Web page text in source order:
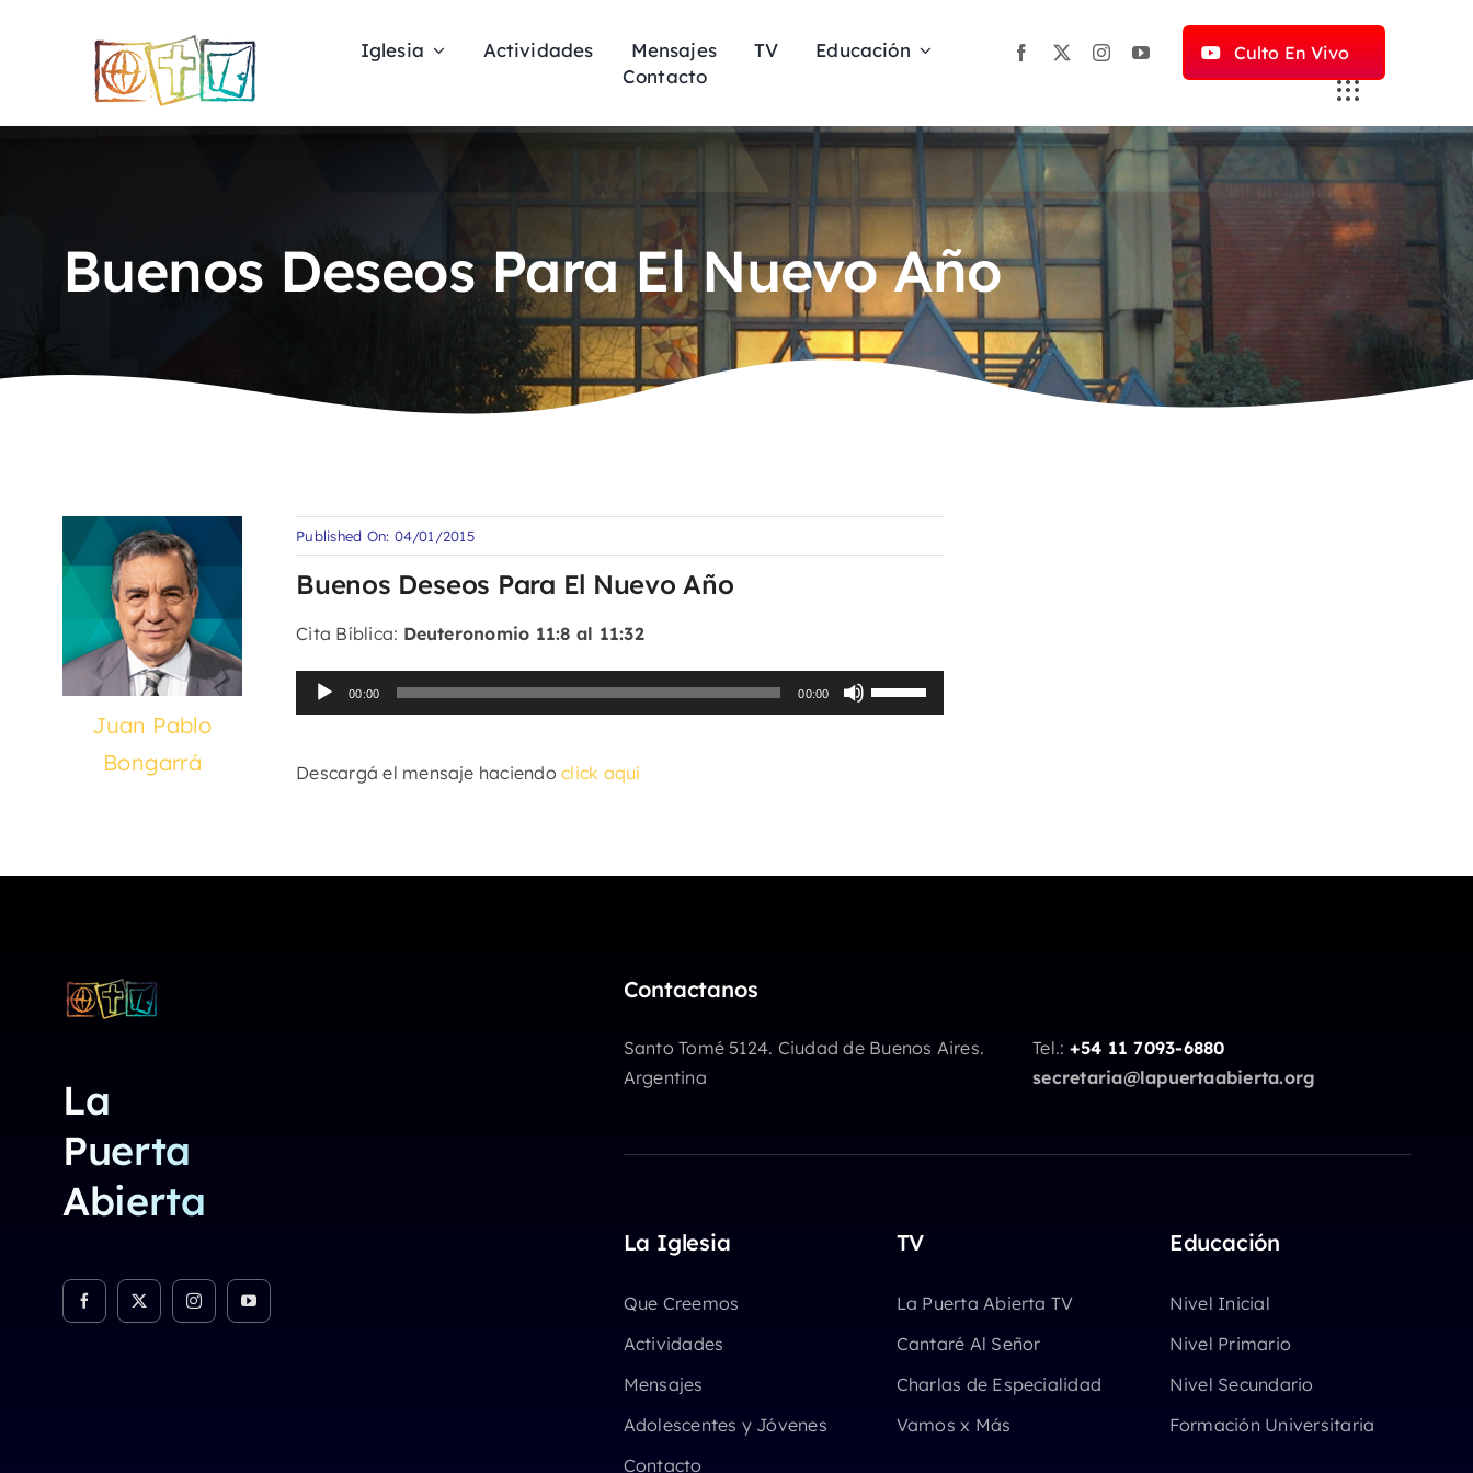
Iglesia Actividades Mensajes TV
Educación
Contacto
Culto En Vivo
Buenos Deseos Para El Nuevo Año
Juan Pablo
Bongarrá
Published On: 04/01/2015
Buenos Deseos Para El Nuevo Año
Cita Bíblica: Deuteronomio 11:8 al 11:32
Reproductor
de
00:00 00:00
Utiliza
las
Descargá el mensaje haciendoclick aquí
La
Puerta
Abierta
Contactanos
Santo Tomé 5124. Ciudad de Buenos Aires.
Argentina
Tel.: +54 11 7093-6880
secretaria@lapuertaabierta.org
La Iglesia
Que Creemos
Actividades
Mensajes
Adolescentes y Jóvenes
Contacto
TV
La Puerta Abierta TV
Cantaré Al Señor
Charlas de Especialidad
Vamos x Más
Educación
Nivel Inicial
Nivel Primario
Nivel Secundario
Formación Universitaria